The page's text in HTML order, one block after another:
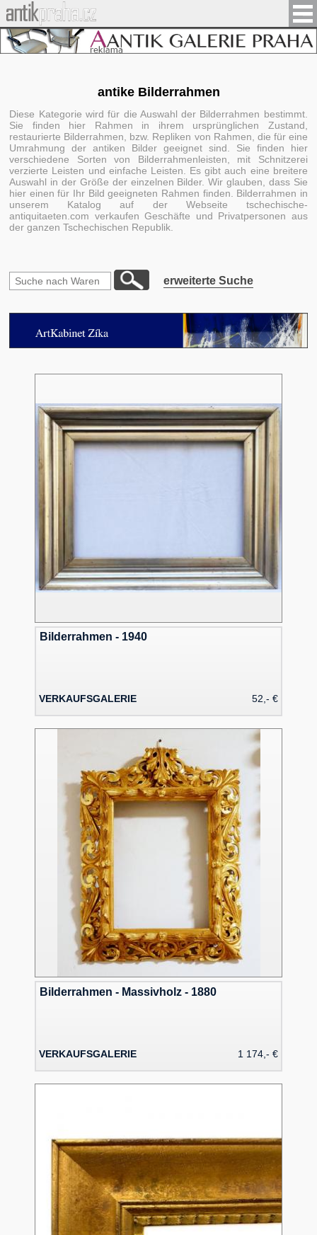
antike Bilderrahmen
Diese Kategorie wird für die Auswahl der Bilderrahmen bestimmt.
Sie finden hier Rahmen in ihrem ursprünglichen Zustand,
restaurierte Bilderrahmen, bzw. Repliken von Rahmen, die für eine
Umrahmung der antiken Bilder geeignet sind. Sie finden hier
verschiedene Sorten von Bilderrahmenleisten, mit Schnitzerei
verzierte Leisten und einfache Leisten. Es gibt auch eine breitere
Auswahl in der Größe der einzelnen Bilder. Wir glauben, dass Sie
hier einen für Ihr Bild geeigneten Rahmen finden. Bilderrahmen in
unserem Katalog auf der Webseite tschechische-
antiquitaeten.com verkaufen Geschäfte und Privatpersonen aus
der ganzen Tschechischen Republik.
erweiterte Suche
Bilderrahmen - 1940
VERKAUFSGALERIE 52,- €
Bilderrahmen - Massivholz - 1880
VERKAUFSGALERIE 1 174,- €